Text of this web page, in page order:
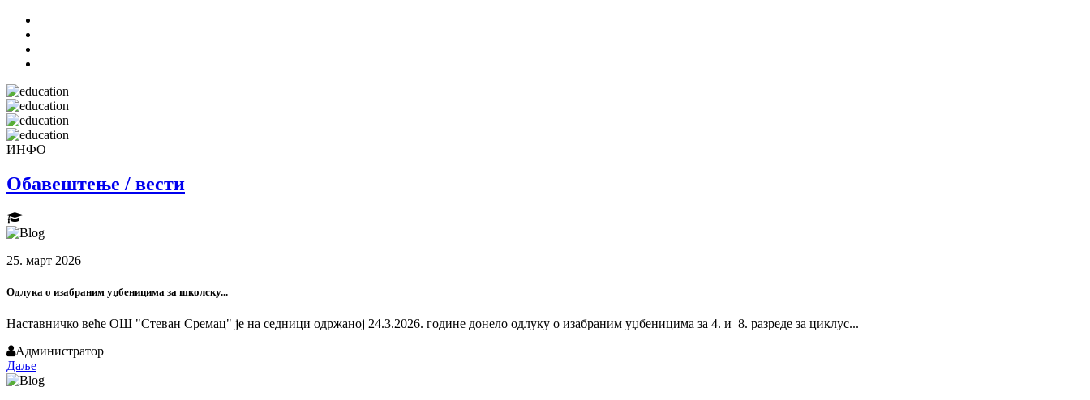
ИНФО
Обавештење / вести
25. март 2026
Одлука о изабраним уџбеницима за школску...
Наставничко веће ОШ "Стеван Сремац" је на седници одржаној 24.3.2026. године донело одлуку о изабраним уџбеницима за 4. и 8. разреде за циклус...
Администратор
Даље